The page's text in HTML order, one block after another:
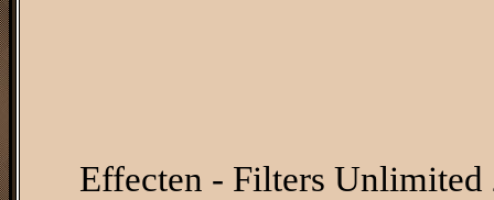
Effecten - Filters Unlimited